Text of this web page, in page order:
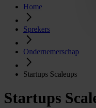
Home
Sprekers
Ondernemerschap
Startups Scaleups
Startups